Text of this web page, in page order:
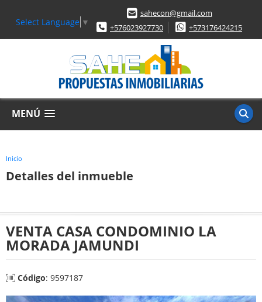
Select Language ▼
sahecon@gmail.com
+576023927730
+573176424215
MENÚ
Inicio
Detalles del inmueble
VENTA CASA CONDOMINIO LA
MORADA JAMUNDI
Código: 9597187